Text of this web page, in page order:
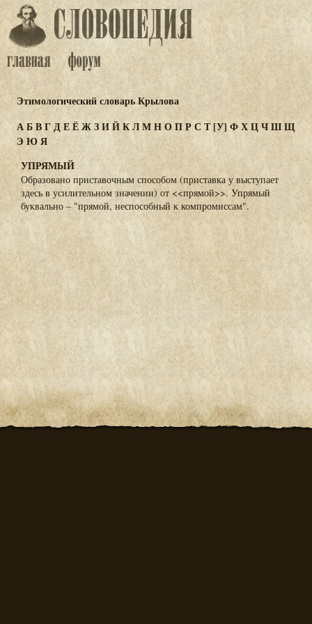
Этимологический словарь Крылова
АБВГДЕЁЖЗИЙКЛМНОПРСТ[У]ФХЦЧШЩ
Э Ю Я
УПРЯМЫЙ
Образовано приставочным способом (приставка у выступает
здесь в усилительном значении) от <<прямой>>. Упрямый
буквально – "прямой, неспособный к компромиссам".